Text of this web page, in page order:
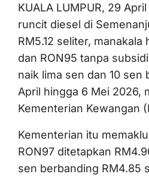
KUALA LUMPUR, 29
runcit diesel di
RM5.12 seliter,
dan RON95 tanpa
naik lima sen dan 10 sen
April hingga 6 Mei 2026,
Kementerian Kewangan
Kementerian itu
RON97 ditetapkan
sen berbanding RM4.85